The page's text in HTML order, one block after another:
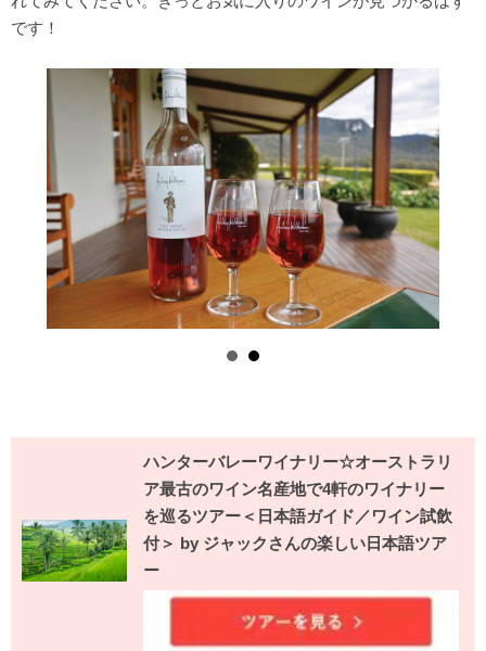
です！
ハンターバレーワイナリー☆オーストラリ
ア最古のワイン名産地で4軒のワイナリー
を巡るツアー＜日本語ガイド／ワイン試飲
付＞ by ジャックさんの楽しい日本語ツア
ー